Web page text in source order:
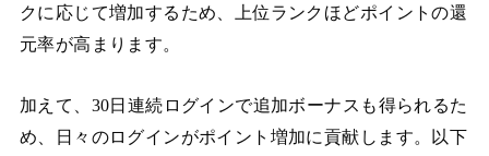
クに応じて増加するため、上位ランクほどポイントの還
元率が高まります。
加えて、30日連続ログインで追加ボーナスも得られるた
め、日々のログインがポイント増加に貢献します。以下